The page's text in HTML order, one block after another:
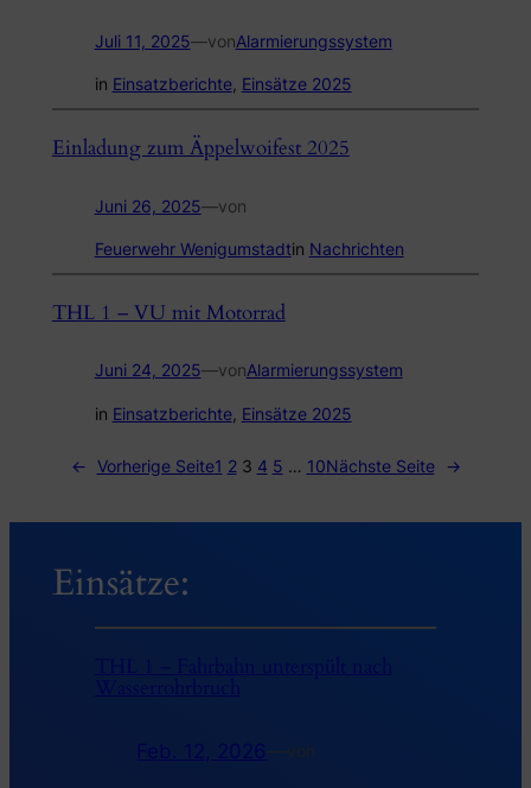
Juli 11, 2025—vonAlarmierungssystem
in Einsatzberichte, Einsätze 2025
Einladung zum Äppelwoifest 2025
Juni 26, 2025—von
Feuerwehr Wenigumstadtin Nachrichten
THL 1 – VU mit Motorrad
Juni 24, 2025—vonAlarmierungssystem
in Einsatzberichte, Einsätze 2025
← Vorherige Seite1 2 3 4 5 … 10Nächste Seite →
Einsätze:
THL 1 – Fahrbahn unterspült nach
Wasserrohrbruch
Feb. 12, 2026—von